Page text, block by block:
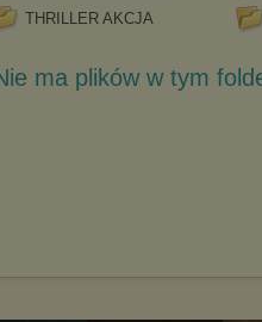
THRILLER AKCJA
ma plików w tym